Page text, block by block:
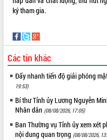
phát triển mới
mặt Đoàn chuyên gia y tế TP. Hồ Chí
Minh
Lễ truy điệu và an táng hài cốt liệt sĩ
tại Nghĩa trang Liệt sĩ xã Sơn Hòa
Bàn giải pháp tháo gỡ khó khăn trong
xuất khẩu sầu riêng và triển khai quy
định EUDR
Thứ trưởng Bộ Nông nghiệp và Môi
trường Nguyễn Hoàng Hiệp khảo sát
vùng trồng và doanh nghiệp đóng gói
Hôm nay: 14274
Tất cả: 66099942
ký tham gia.
Các tin khác
Đẩy nhanh tiến độ giải phóng
19:53)
Bí thư Tỉnh ủy Lương Nguyễn
Nhân dân (08/08/2026, 17:05)
Ban Thường vụ Tỉnh ủy xem xét
nội dung quan trọng (08/08/2026,